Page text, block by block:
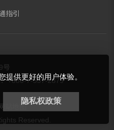
提供更好的用户体验。
隐私权政策
指引
号
+886-7-537-2879
网站地图
Reserved.